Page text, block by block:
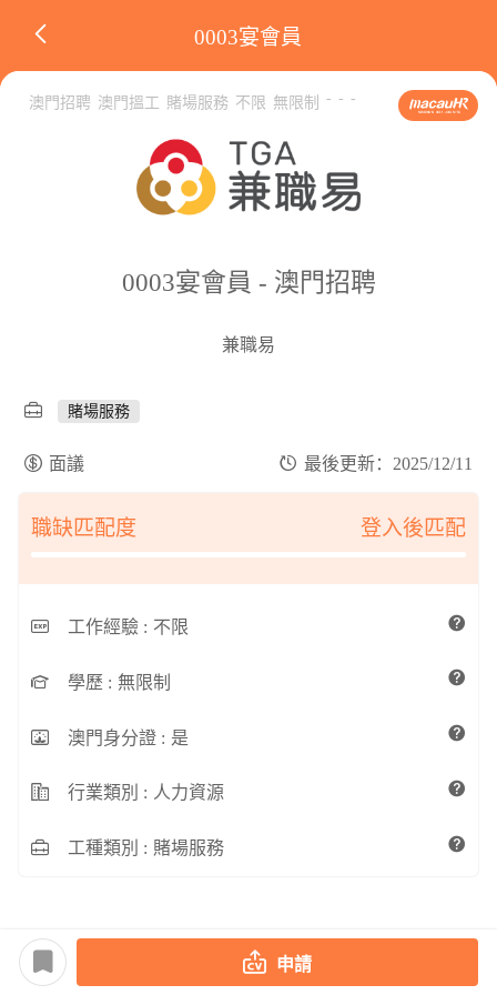
0003宴會員
澳門招聘 澳門搵工 賭場服務 不限 無限制 - - -
0003宴會員 - 澳門招聘
兼職易
賭場服務
面議 最後更新：2025/12/11
職缺匹配度 登入後匹配
工作經驗 : 不限
學歷 : 無限制
澳門身分證 : 是
行業類別 : 人力資源
工種類別 : 賭場服務
申請